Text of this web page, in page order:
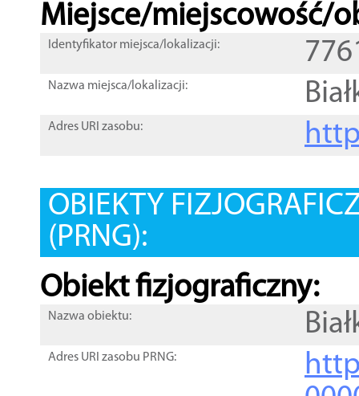
Miejsce/miejscowość/
Identyfikator miejsca/lokalizacji:
Nazwa miejsca/lokalizacji:
Adres URI zasobu:
OBIEKTY
(PRNG):
Obiekt fizjograficzny:
Nazwa obiektu:
Adres URI zasobu PRNG: